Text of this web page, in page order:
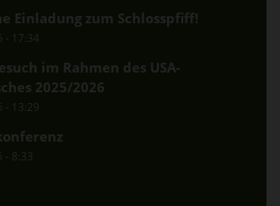
Einladung zum Schlosspfiff!
- 17:34
im Rahmen des USA-
2025/2026
- 13:29
- 8:33